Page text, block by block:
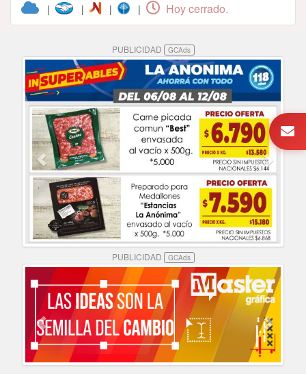
| | | | Hoy cerrado.
PUBLICIDAD GCAds
PUBLICIDAD GCAds